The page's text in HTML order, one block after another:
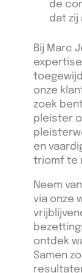
de
dat zij
Bij Marc
onze
zoek
pleister
en
triomf te
Neem
via onze
ontdek
Samen